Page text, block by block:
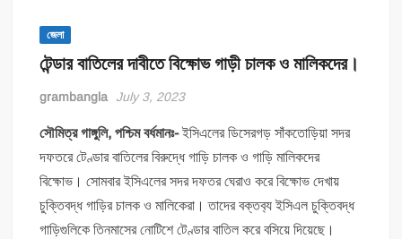
জেলা
টেন্ডার বাতিলের দাবীতে বিক্ষোভ গাড়ী চালক ও মালিকদের।
grambangla July 3, 2023
সৌমিত্র গাঙ্গুলি, পশ্চিম বর্ধমানঃ-ইসিএলের ডিসেরগড় সাঁকতোড়িয়া সদর
দফতরে টেণ্ডার বাতিলের বিরুদ্ধে গাড়ি চালক ও গাড়ি মালিকদের
বিক্ষোভ। সোমবার ইসিএলের সদর দফতর ঘেরাও করে বিক্ষোভ দেখায়
চুক্তিবদ্ধ গাড়ির চালক ও মালিকেরা। তাদের বক্তব‍্য ইসিএল চুক্তিবদ্ধ
গাড়িগুলিকে তিনমাসের নোটিশে টেণ্ডার বাতিল করে বসিয়ে দিয়েছে।